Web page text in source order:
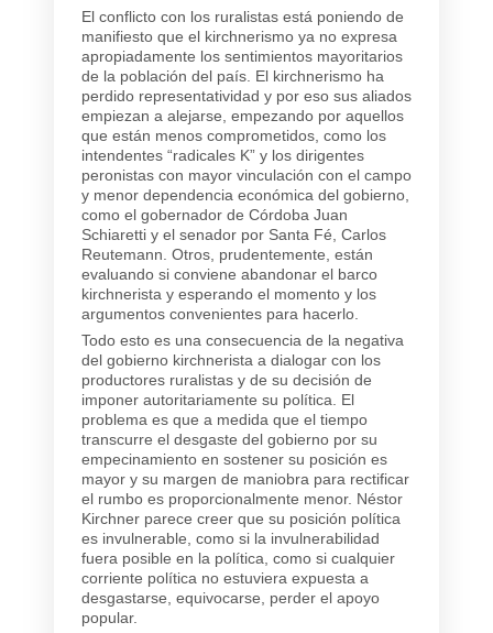
El conflicto con los ruralistas está poniendo de
manifiesto que el kirchnerismo ya no expresa
apropiadamente los sentimientos mayoritarios
de la población del país. El kirchnerismo ha
perdido representatividad y por eso sus aliados
empiezan a alejarse, empezando por aquellos
que están menos comprometidos, como los
intendentes “radicales K” y los dirigentes
peronistas con mayor vinculación con el campo
y menor dependencia económica del gobierno,
como el gobernador de Córdoba Juan
Schiaretti y el senador por Santa Fé, Carlos
Reutemann. Otros, prudentemente, están
evaluando si conviene abandonar el barco
kirchnerista y esperando el momento y los
argumentos convenientes para hacerlo.
Todo esto es una consecuencia de la negativa
del gobierno kirchnerista a dialogar con los
productores ruralistas y de su decisión de
imponer autoritariamente su política. El
problema es que a medida que el tiempo
transcurre el desgaste del gobierno por su
empecinamiento en sostener su posición es
mayor y su margen de maniobra para rectificar
el rumbo es proporcionalmente menor. Néstor
Kirchner parece creer que su posición política
es invulnerable, como si la invulnerabilidad
fuera posible en la política, como si cualquier
corriente política no estuviera expuesta a
desgastarse, equivocarse, perder el apoyo
popular.